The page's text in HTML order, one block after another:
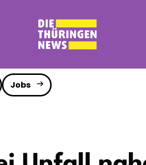
Jobs